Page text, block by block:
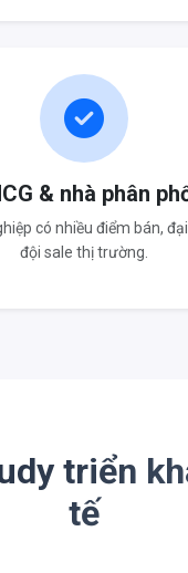
& nhà phân
có nhiều điểm bán,
đội sale thị trường.
triển
tế